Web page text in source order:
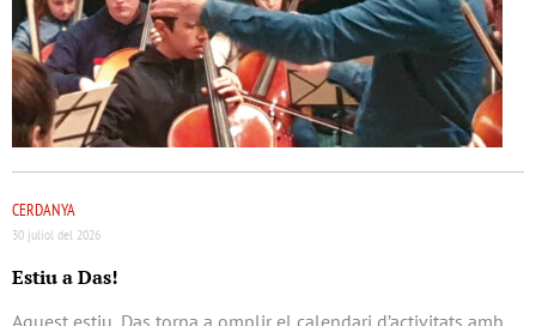
CERDANYA
30 juliol del 2026
Estiu a Das!